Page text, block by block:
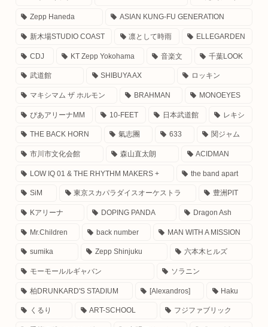
Zepp Haneda ASIAN KUNG-FU GENERATION
新木場STUDIO COAST 凛として時雨 ELLEGARDEN
CDJ KT Zepp Yokohama 音楽文 千葉LOOK
武道館 SHIBUYA AX ロッキン
マキシマム ザ ホルモン BRAHMAN MONOEYES
ぴあアリーナMM 10-FEET 日本武道館 レキシ
THE BACK HORN 氣志團 633 関ジャム
市川市文化会館 森山直太朗 ACIDMAN
LOW IQ 01 & THE RHYTHM MAKERS + the band apart
SiM 東京スカパラダイスオーケストラ 豊洲PIT
Kアリーナ DOPING PANDA Dragon Ash
Mr.Children back number MAN WITH A MISSION
sumika Zepp Shinjuku 六本木ヒルズ
モーモールルギャバン ソラニン
柏DRUNKARD'S STADIUM [Alexandros] Haku
くるり ART-SCHOOL フジファブリック